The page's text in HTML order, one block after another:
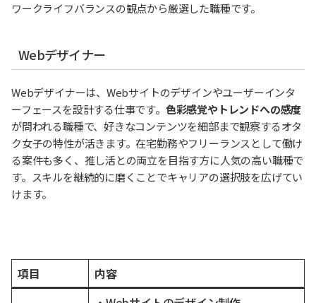
ワークライフバランスの観点から厳選した職種です。
Webデザイナー
Webデザイナーは、Webサイトのデザインやユーザーインタ
ーフェースを設計する仕事です。 色彩感覚やトレンドへの感度
が問われる職種で、好きなコンテンツを細部まで観察するオタ
ク女子の特性が活きます。在宅勤務やフリーランスとして働け
る案件も多く、推し活との両立を目指す方に人気の高い職種で
す。スキルを継続的に磨くことでキャリアの選択肢を広げてい
けます。
項目
内容